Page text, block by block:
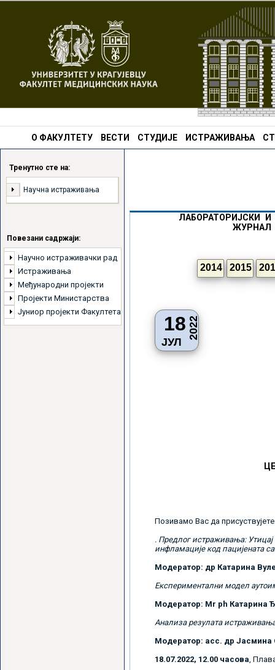
О ФАКУЛТЕТУ ВЕСТИ СТУДИЈЕ ИСТРАЖИВАЊА
Тренутно сте на:
Научна истраживања
Повезани садржаји:
Научно истраживачки рад
Истраживања
Међународни пројекти
Пројекти Министарства
Јуниор пројекти Факултета
ЛАБОРАТОРИЈСКИ
ЖУРНАЛ
2015
2014
18
ЈУЛ
2022
Позивамо Вас да
. Предлог истраживања:
инфламације код пацијената
Модератор: др Катарина
Експериментални модел
Модератор: Mr ph Катарина
Анализа резулата
Модератор: асс. др Јасмина
18.07.2022, 12.00 часова,